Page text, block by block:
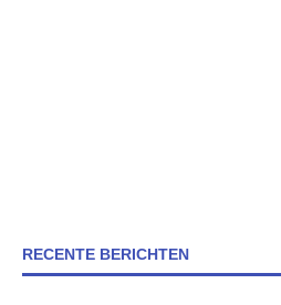
RECENTE BERICHTEN